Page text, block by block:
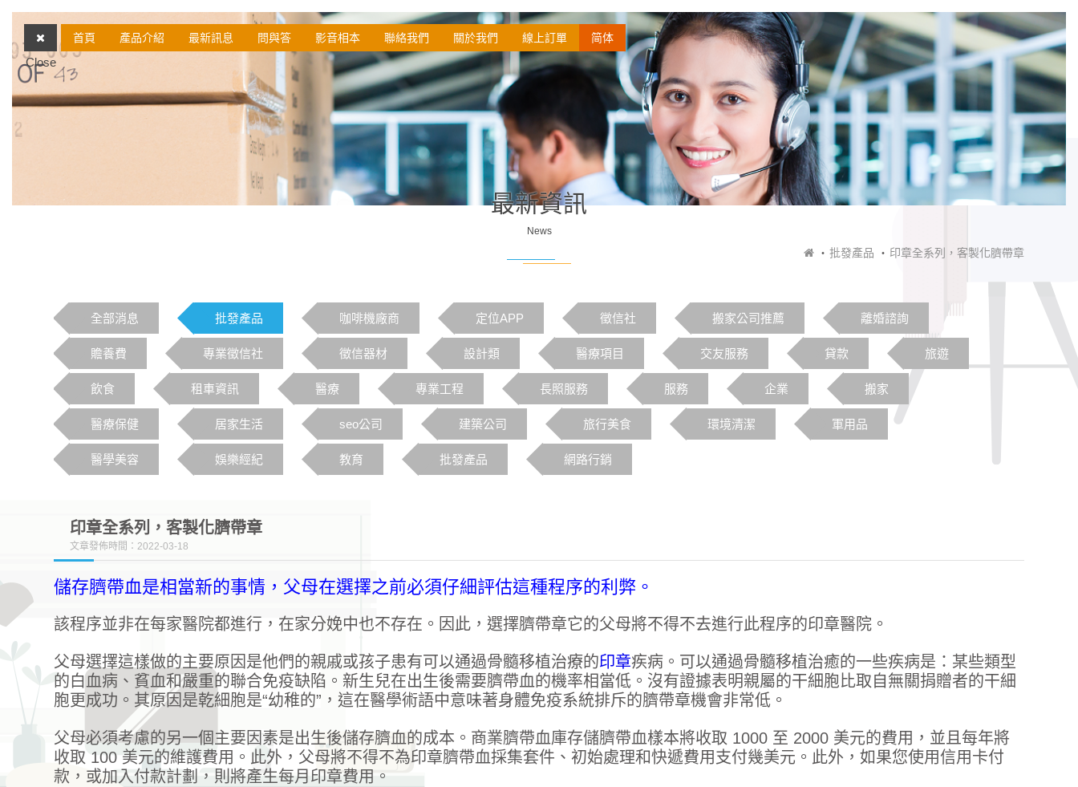
Close
首頁 產品介紹 最新訊息 問與答 影音相本 聯絡我們 關於我們 線上訂單 简体
最新資訊
News
批發產品 印章全系列，客製化臍帶章
全部消息 批發產品 咖啡機廠商 定位APP 徵信社 搬家公司推薦 離婚諮詢
贍養費 專業徵信社 徵信器材 設計類 醫療項目 交友服務 貸款 旅遊
飲食 租車資訊 醫療 專業工程 長照服務 服務 企業 搬家
醫療保健 居家生活 seo公司 建築公司 旅行美食 環境清潔 軍用品
醫學美容 娛樂經紀 教育 批發產品 網路行銷
印章全系列，客製化臍帶章
文章發佈時間：2022-03-18
儲存臍帶血是相當新的事情，父母在選擇之前必須仔細評估這種程序的利弊。
該程序並非在每家醫院都進行，在家分娩中也不存在。因此，選擇臍帶章它的父母將不得不去進行此程序的印章醫院。
父母選擇這樣做的主要原因是他們的親戚或孩子患有可以通過骨髓移植治療的印章疾病。可以通過骨髓移植治癒的一些疾病是：某些類型
的白血病、貧血和嚴重的聯合免疫缺陷。新生兒在出生後需要臍帶血的機率相當低。沒有證據表明親屬的干細胞比取自無關捐贈者的干細
胞更成功。其原因是乾細胞是“幼稚的”，這在醫學術語中意味著身體免疫系統排斥的臍帶章機會非常低。
父母必須考慮的另一個主要因素是出生後儲存臍血的成本。商業臍帶血庫存儲臍帶血樣本將收取 1000 至 2000 美元的費用，並且每年將
收取 100 美元的維護費用。此外，父母將不得不為印章臍帶血採集套件、初始處理和快遞費用支付幾美元。此外，如果您使用信用卡付
款，或加入付款計劃，則將產生每月印章費用。